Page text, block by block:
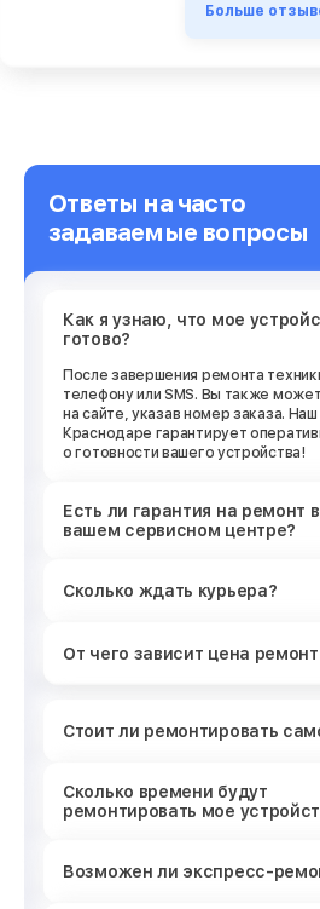
Больше
Ответы на часто
задаваемые вопросы
Как я узнаю, что мое
готово?
После завершения ремонта
телефону или SMS. Вы также
на сайте, указав номер заказа.
Краснодаре гарантирует
о готовности вашего устройства!
Есть ли гарантия на ремонт в
вашем сервисном центре?
Сколько ждать курьера?
От чего зависит цена
Стоит ли ремонтировать
Сколько времени будут
ремонтировать мое
Возможен ли экспресс-